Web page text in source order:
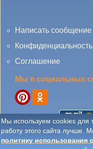
Написать сообщение
Конфиденциальность
Соглашение
Мы в социальных
© 2010 - 2025 DamaTaro.ru All
прямой
Мы используем cookies для
работу этого сайта лучше.
политику использования